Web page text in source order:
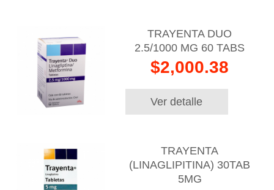
TRAYENTA DUO
2.5/1000 MG 60 TABS
$2,000.38
Ver detalle
TRAYENTA
(LINAGLIPITINA) 30TAB
5MG